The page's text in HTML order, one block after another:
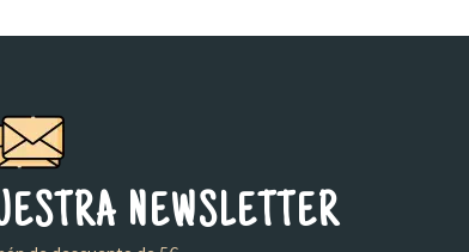
NEWSLETTER